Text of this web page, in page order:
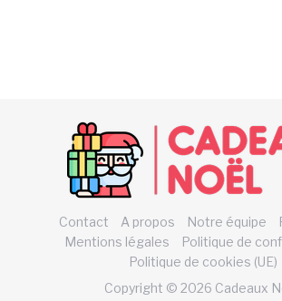
Contact A propos Notre équipe
Mentions légales
Politique de
Politique de cookies (UE)
Copyright © 2026 Cadeaux